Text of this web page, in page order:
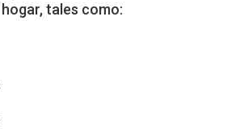
tales como: